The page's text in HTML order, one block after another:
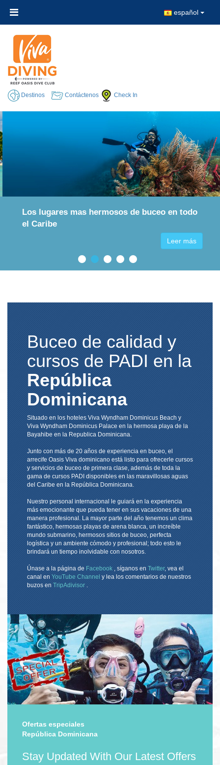
español
Destinos Contáctenos Check In
Los lugares mas hermosos de buceo en todo
el Caribe
Leer más
Buceo de calidad y
cursos de PADI en la
República
Dominicana
Situado en los hoteles Viva Wyndham Dominicus Beach y
Viva Wyndham Dominicus Palace en la hermosa playa de la
Bayahibe en la Republica Dominicana.
Junto con más de 20 años de experiencia en buceo, el
arrecife Oasis Viva dominicano está listo para ofrecerle cursos
y servicios de buceo de primera clase, además de toda la
gama de cursos PADI disponibles en las maravillosas aguas
del Caribe en la República Dominicana.
Nuestro personal internacional le guiará en la experiencia
más emocionante que pueda tener en sus vacaciones de una
manera profesional. La mayor parte del año tenemos un clima
fantástico, hermosas playas de arena blanca, un increíble
mundo submarino, hermosos sitios de buceo, perfecta
logística y un ambiente cómodo y profesional; todo esto le
brindará un tiempo inolvidable con nosotros.
Únase a la página de Facebook , síganos en Twitter, vea el
canal enYouTube Channel y lea los comentarios de nuestros
buzos en TripAdivisor
Ofertas especiales
República Dominicana
Stay Updated With Our Latest Offers